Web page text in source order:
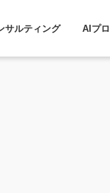
サルティング AIプ